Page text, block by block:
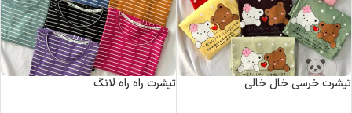
تیشرت خرسی خال خالی تیشرت راه راه لانگ